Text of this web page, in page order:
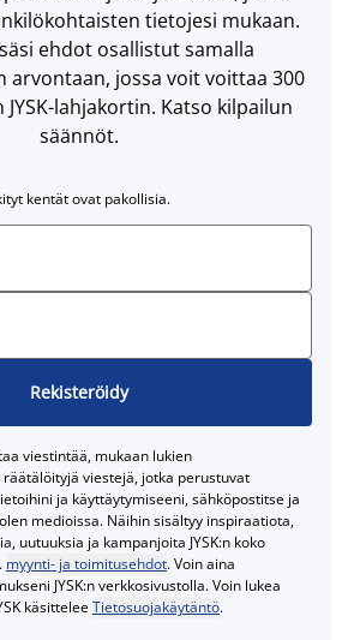
tietojesi mukaan.
ehdot osallistut samalla
arvontaan, jossa voit voittaa 300
lahjakortin. Katso kilpailun
säännöt.
kentät ovat pakollisia.
Rekisteröidy
viestintää, mukaan lukien
viestejä, jotka perustuvat
ja käyttäytymiseeni, sähköpostitse ja
medioissa. Näihin sisältyy inspiraatiota,
uutuuksia ja kampanjoita JYSK:n koko
myynti- ja toimitusehdot. Voin aina
JYSK:n verkkosivustolla. Voin lukea
käsitteleeTietosuojakäytäntö.